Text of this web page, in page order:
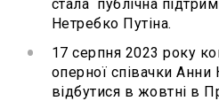
стала публічна
Нетребко Путіна.
17 серпня 2023 року
оперної співачки
відбутися в жовтні в